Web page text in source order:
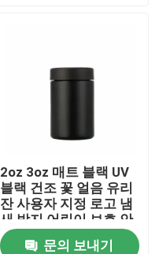
2oz 3oz 매트 블랙 UV
블랙 건조 꽃 얼음 유리
잔 사용자 지정 로고 냄
새 방지 어린이 보호 안
전 잠금 뚜??
문의 보내기